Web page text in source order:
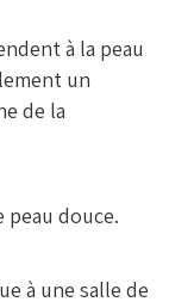
à la peau
un
de la
peau douce.
à une salle de